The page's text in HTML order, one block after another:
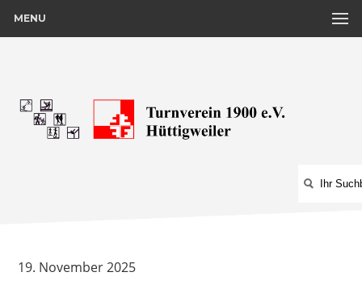
MENU
19. November 2025